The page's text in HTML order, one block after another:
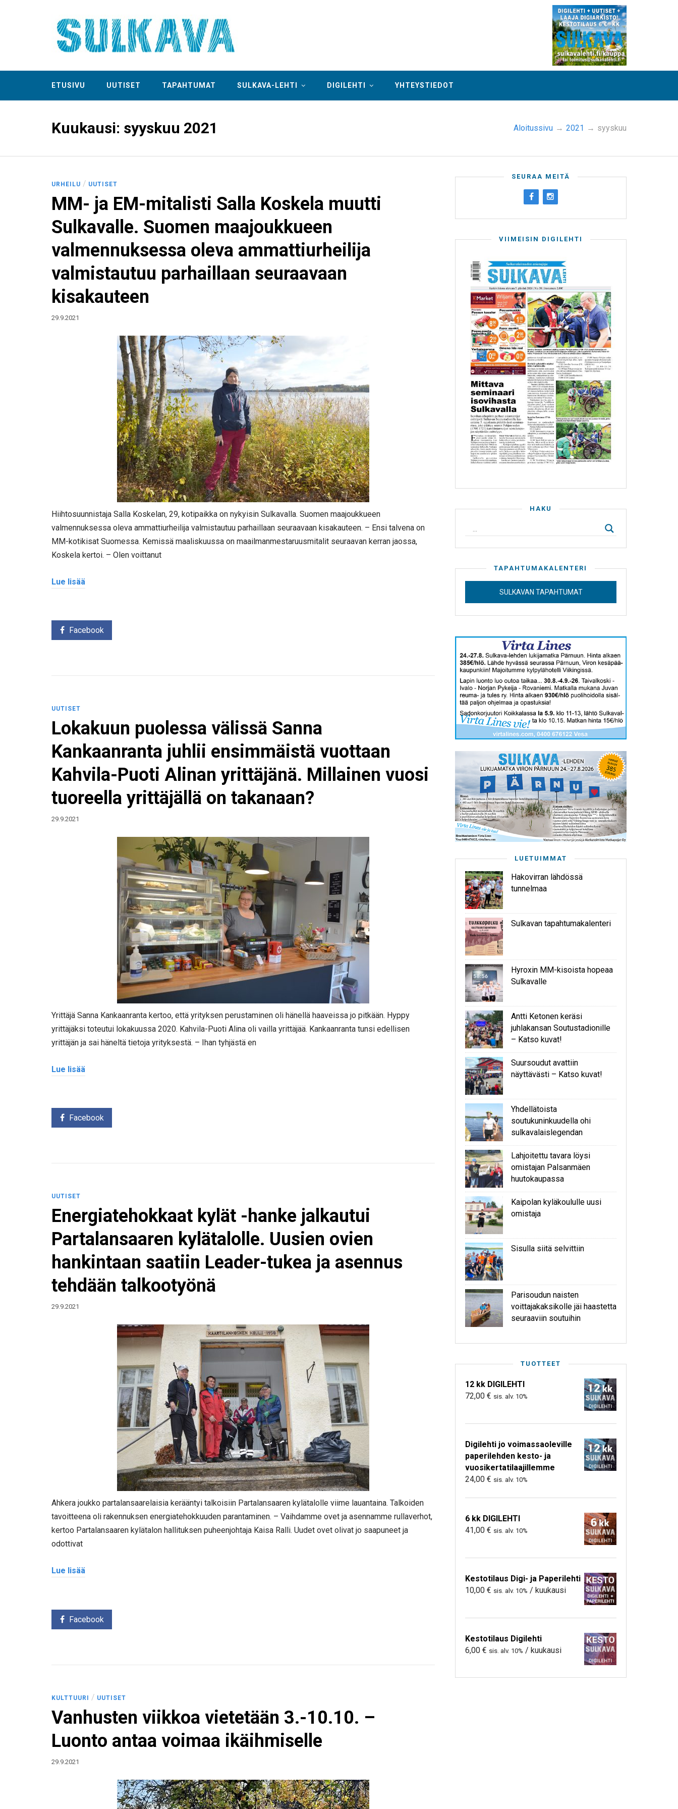
ETUSIVU UUTISET TAPAHTUMAT SULKAVA-LEHTI DIGILEHTI YHTEYSTIEDOT
Kuukausi: syyskuu 2021 Aloitussivu → 2021 → syyskuu
URHEILU / UUTISET
MM- ja EM-mitalisti Salla Koskela muutti
Sulkavalle. Suomen maajoukkueen
valmennuksessa oleva ammattiurheilija
valmistautuu parhaillaan seuraavaan
kisakauteen
29.9.2021
Hiihtosuunnistaja Salla Koskelan, 29, kotipaikka on nykyisin Sulkavalla. Suomen maajoukkueen
valmennuksessa oleva ammattiurheilija valmistautuu parhaillaan seuraavaan kisakauteen. – Ensi talvena on
MM-kotikisat Suomessa. Kemissä maaliskuussa on maailmanmestaruusmitalit seuraavan kerran jaossa,
Koskela kertoi. – Olen voittanut
Lue lisää
Facebook
UUTISET
Lokakuun puolessa välissä Sanna
Kankaanranta juhlii ensimmäistä vuottaan
Kahvila-Puoti Alinan yrittäjänä. Millainen vuosi
tuoreella yrittäjällä on takanaan?
29.9.2021
Yrittäjä Sanna Kankaanranta kertoo, että yrityksen perustaminen oli hänellä haaveissa jo pitkään. Hyppy
yrittäjäksi toteutui lokakuussa 2020. Kahvila-Puoti Alina oli vailla yrittäjää. Kankaanranta tunsi edellisen
yrittäjän ja sai häneltä tietoja yrityksestä. – Ihan tyhjästä en
Lue lisää
Facebook
UUTISET
Energiatehokkaat kylät -hanke jalkautui
Partalansaaren kylätalolle. Uusien ovien
hankintaan saatiin Leader-tukea ja asennus
tehdään talkootyönä
29.9.2021
Ahkera joukko partalansaarelaisia kerääntyi talkoisiin Partalansaaren kylätalolle viime lauantaina. Talkoiden
tavoitteena oli rakennuksen energiatehokkuuden parantaminen. – Vaihdamme ovet ja asennamme rullaverhot,
kertoo Partalansaaren kylätalon hallituksen puheenjohtaja Kaisa Ralli. Uudet ovet olivat jo saapuneet ja
odottivat
Lue lisää
Facebook
KULTTUURI / UUTISET
Vanhusten viikkoa vietetään 3.-10.10. –
Luonto antaa voimaa ikäihmiselle
29.9.2021
SEURAA MEITÄ
VIIMEISIN DIGILEHTI
HAKU
TAPAHTUMAKALENTERI
SULKAVAN TAPAHTUMAT
LUETUIMMAT
Hakovirran lähdössä
tunnelmaa
Sulkavan tapahtumakalenteri
Hyroxin MM-kisoista hopeaa
Sulkavalle
Antti Ketonen keräsi
juhlakansan Soutustadionille
– Katso kuvat!
Suursoudut avattiin
näyttävästi – Katso kuvat!
Yhdellätoista
soutukuninkuudella ohi
sulkavalaislegendan
Lahjoitettu tavara löysi
omistajan Palsanmäen
huutokaupassa
Kaipolan kyläkoululle uusi
omistaja
Sisulla siitä selvittiin
Parisoudun naisten
voittajakaksikolle jäi haastetta
seuraaviin soutuihin
TUOTTEET
12 kk DIGILEHTI
72,00 € sis. alv. 10%
Digilehti jo voimassaoleville
paperilehden kesto- ja
vuosikertatilaajillemme
24,00 € sis. alv. 10%
6 kk DIGILEHTI
41,00 € sis. alv. 10%
Kestotilaus Digi- ja Paperilehti
10,00 € sis. alv. 10% / kuukausi
Kestotilaus Digilehti
6,00 € sis. alv. 10% / kuukausi